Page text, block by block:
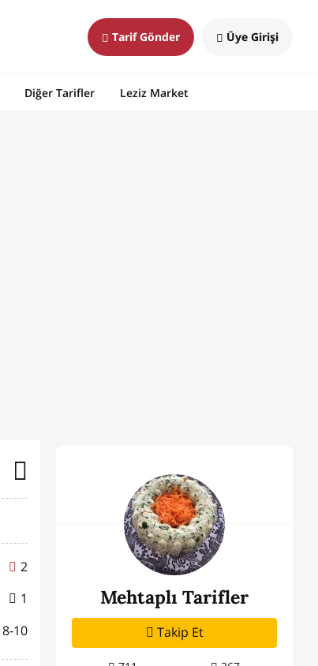
Tarif Gönder Üye Girişi
Diğer Tarifler Leziz Market
2
1
8-10
Mehtaplı Tarifler
Takip Et